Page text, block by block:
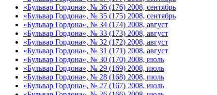
«Бульвар Гордона», № 36 (176) 2008, сентябрь
«Бульвар Гордона», № 35 (175) 2008, сентябрь
«Бульвар Гордона», № 34 (174) 2008, август
«Бульвар Гордона», № 33 (173) 2008, август
«Бульвар Гордона», № 32 (172) 2008, август
«Бульвар Гордона», № 31 (171) 2008, август
«Бульвар Гордона», № 30 (170) 2008, июль
«Бульвар Гордона», № 29 (169) 2008, июль
«Бульвар Гордона», № 28 (168) 2008, июль
«Бульвар Гордона», № 27 (167) 2008, июль